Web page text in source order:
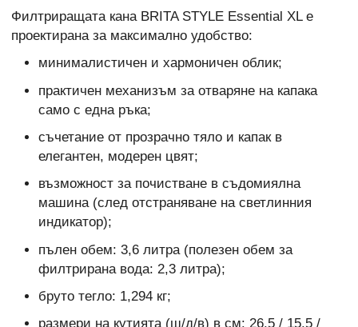
Филтриращата кана BRITA STYLE Essential XL е
проектирана за максимално удобство:
минималистичен и хармоничен облик;
практичен механизъм за отваряне на капака
само с една ръка;
съчетание от прозрачно тяло и капак в
елегантен, модерен цвят;
възможност за почистване в съдомиялна
машина (след отстраняване на светлинния
индикатор);
пълен обем: 3,6 литра (полезен обем за
филтрирана вода: 2,3 литра);
бруто тегло: 1,294 кг;
размери на кутията (ш/д/в) в см: 26,5 / 15,5 /